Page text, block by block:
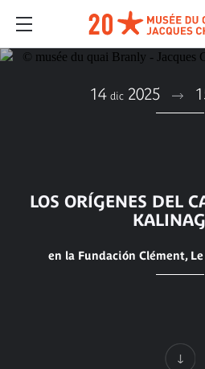
14 dic 2025
LOS ORÍGENES DEL
en la Fundación Clément,